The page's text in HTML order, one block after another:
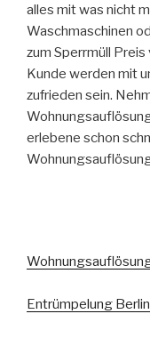
alles mit was nicht
Waschmaschinen
zum Sperrmüll
Kunde werden mit
zufrieden sein.
erlebene schon
Entrümpelung Berlin